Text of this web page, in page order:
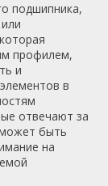
подшипника,
профилем,
и
в
отвечают за
быть
на